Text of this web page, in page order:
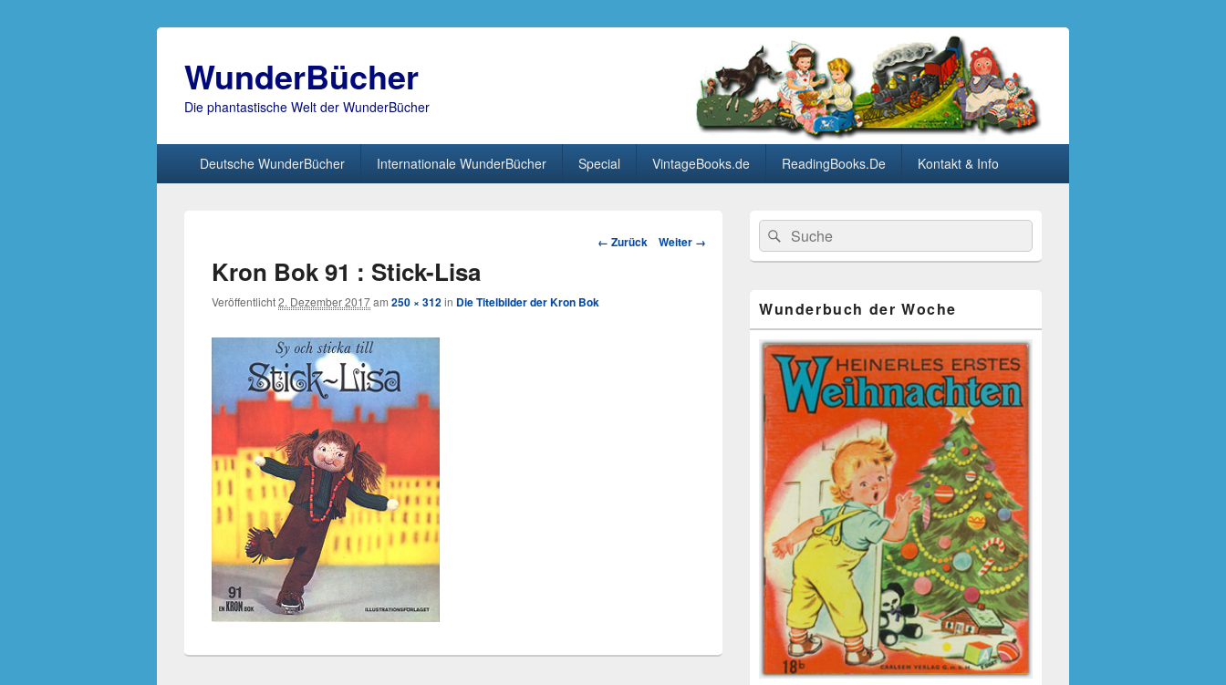
WunderBücher
Die phantastische Welt der WunderBücher
Deutsche WunderBücher Internationale WunderBücher Special VintageBooks.de ReadingBooks.De Kontakt & Info
Bild-
← Zurück Weiter →
Kron Bok 91 : Stick-Lisa
Veröffentlicht2. Dezember 2017am 250 × 312in Die Titelbilder der Kron Bok
Primärer
Seitenleisten
Widget-
Bereich
Search
for:
Suche
Wunderbuch der Woche